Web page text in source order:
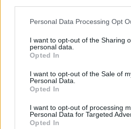
Please note that this website/app
not limited to your visit or usage
grant or deny consent to Google and
use your data for below specified
consent section.
Personal Data Processing Opt
I want to opt-out of the Sharing
personal data.
Opted In
I want to opt-out of the Sale of
Personal Data.
Opted In
I want to opt-out of processing
Personal Data for Targeted
Opted In
háromszor akkora
kísérelnek meg
életük során, mint más
olyan gyakori LMBTQ
heteroszexuális társaik
be az elkeserítő
Network